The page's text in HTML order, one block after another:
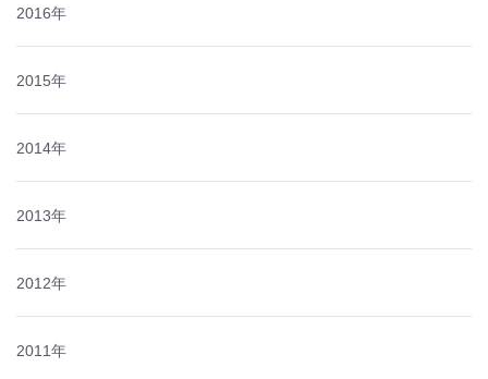
2016年
2015年
2014年
2013年
2012年
2011年